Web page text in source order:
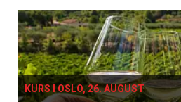
KURS I OSLO, 26. AUGUST